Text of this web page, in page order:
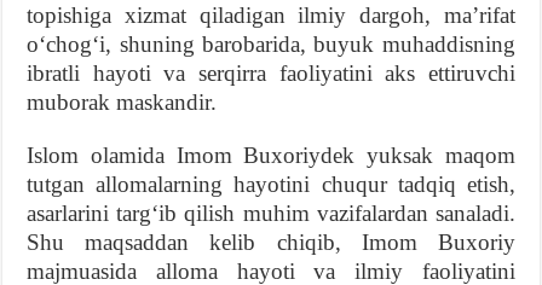
topishiga xizmat qiladigan ilmiy dargoh, maʼrifat
oʻchogʻi, shuning barobarida, buyuk muhaddisning
ibratli hayoti va serqirra faoliyatini aks ettiruvchi
muborak maskandir.
Islom olamida Imom Buxoriydek yuksak maqom
tutgan allomalarning hayotini chuqur tadqiq etish,
asarlarini targʻib qilish muhim vazifalardan sanaladi.
Shu maqsaddan kelib chiqib, Imom Buxoriy
majmuasida alloma hayoti va ilmiy faoliyatini